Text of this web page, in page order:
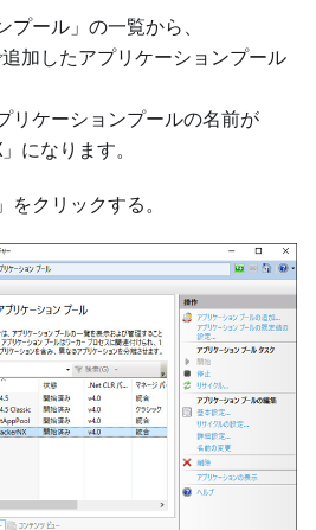
プール」の一覧から、
加したアプリケーションプール
リケーションプールの名前が
になります。
をクリックする。